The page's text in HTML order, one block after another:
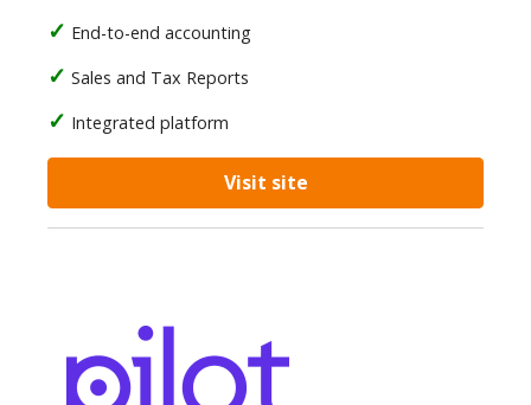
End-to-end accounting
Sales and Tax Reports
Integrated platform
Visit site